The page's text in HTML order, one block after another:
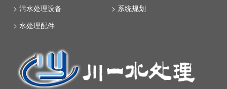
> 污水处理设备
> 系统规划
> 水处理配件